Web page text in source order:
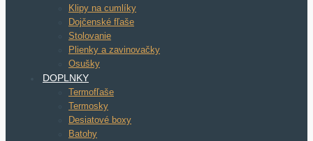
Klipy na cumlíky
Dojčenské fľaše
Stolovanie
Plienky a zavinovačky
Osušky
DOPLNKY
Termofľaše
Termosky
Desiatové boxy
Batohy